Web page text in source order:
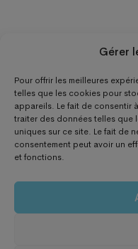
Gérer
Pour offrir les meilleures
telles que les cookies pour
appareils. Le fait de consentir
traiter des données telles que
uniques sur ce site. Le fait de
consentement peut avoir un
et fonctions.